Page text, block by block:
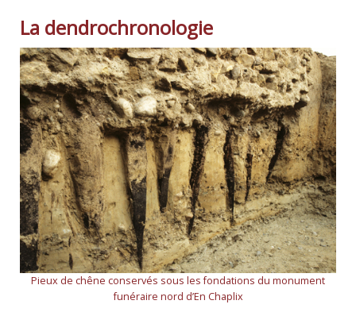
La dendrochronologie
Pieux de chêne conservés sous les fondations du monument
funéraire nord d’En Chaplix